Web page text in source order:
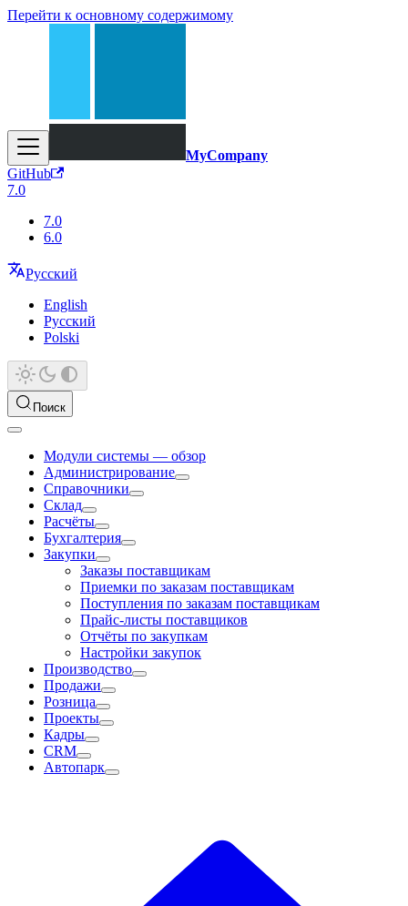
Перейти к основному содержимому
MyCompany
GitHub
7.0
7.0
6.0
Русский
English
Русский
Polski
Поиск
Модули системы — обзор
Администрирование
Справочники
Склад
Расчёты
Бухгалтерия
Закупки
Заказы поставщикам
Приемки по заказам поставщикам
Поступления по заказам поставщикам
Прайс-листы поставщиков
Отчёты по закупкам
Настройки закупок
Производство
Продажи
Розница
Проекты
Кадры
CRM
Автопарк